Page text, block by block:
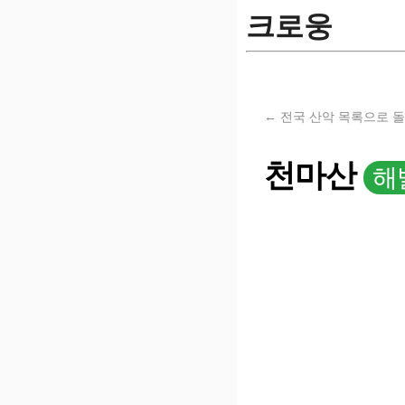
크로웅
← 전국 산악 목록으로
천마산 해